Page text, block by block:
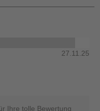
27.11.25
Ihre tolle Bewertung